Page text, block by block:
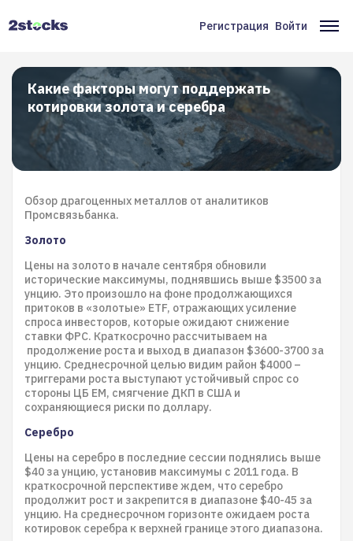
Меню
учётной
записи
пользователя
Регистрация Войти
Какие факторы могут поддержать
котировки золота и серебра
Обзор драгоценных металлов от аналитиков
Промсвязьбанка.
Золото
Цены на золото в начале сентября обновили
исторические максимумы, поднявшись выше $3500 за
унцию. Это произошло на фоне продолжающихся
притоков в «золотые» ETF, отражающих усиление
спроса инвесторов, которые ожидают снижение
ставки ФРС. Краткосрочно рассчитываем на
продолжение роста и выход в диапазон $3600-3700 за
унцию. Среднесрочной целью видим район $4000 –
триггерами роста выступают устойчивый спрос со
стороны ЦБ ЕМ, смягчение ДКП в США и
сохраняющиеся риски по доллару.
Серебро
Цены на серебро в последние сессии поднялись выше
$40 за унцию, установив максимумы с 2011 года. В
краткосрочной перспективе ждем, что серебро
продолжит рост и закрепится в диапазоне $40-45 за
унцию. На среднесрочном горизонте ожидаем роста
котировок серебра к верхней границе этого диапазона.